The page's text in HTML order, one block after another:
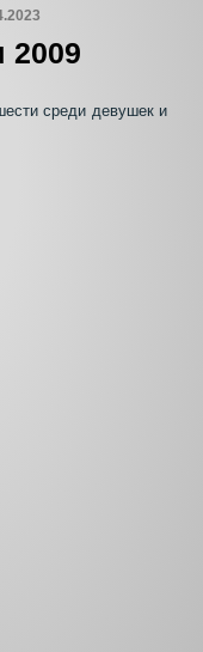
2009
среди девушек и